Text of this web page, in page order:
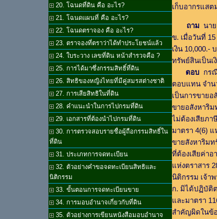
20. โฉนดที่ดิน คือ อะไร?
21. โฉนดแผนที่ คือ อะไร?
22. โฉนดตราจอง คือ อะไร?
23. ตราจองที่ตราว่าได้ทำประโยชน์แล้ว
24. ใบระวาง เลขที่ดิน หน้าสำรวจคือ ?
25. การได้มาซึ่งกรรมสิทธิ์ที่ดิน
26. สิทธิของหญิงไทยที่มีคู่สมรสต่างชาติ
27. การเสียสิทธิในที่ดิน
28. คำแนะนำในการไปกรมที่ดิน
29. เอกสารที่ต้องนำไปกรมที่ดิน
30. การตรวจสอบรายชื่อผู้ถือกรรมสิทธิ์ใน
ที่ดิน
31. ประเภทการจดทะเบียน
32. ตัวอย่างคำขอจดทะเบียนสิทธิและ
นิติกรรม
33. ขั้นตอนการจดทะเบียนขาย
34. การมอบอำนาจเกี่ยวกับที่ดิน
35. ตัวอย่างการเขียนหนังสือมอบอำนาจ
เก็บอากรแส
ถาม นา
ข. เมื่อวันที่
เงิน
ทรัพย์สินเป็นเ
ตอบ กร
ตอบแทน จำน
เป็นการขายอ
ขายอสังหาริ
ไม่ต้องเสียภา
มาตรา 4(6)
ขายสังหาริมท
ที่ต้องเสียค่า
แห่งตราสาร
นิติกรรม เจ้า
ก. มิได้ปฏิบัติ
และมาตรา
สำคัญผิดในข้